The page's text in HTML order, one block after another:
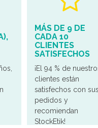
MÁS DE 9 DE
CADA 10
CLIENTES
SATISFECHOS
¡El 94 % de
clientes están
satisfechos con sus
pedidos y
recomiendan
StockEtik!